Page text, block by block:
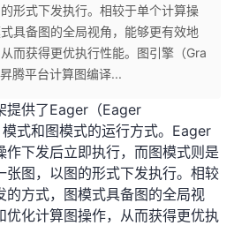
形式下发执行。相较于单个计算操
具备图的全局视角，能够更有效地
而获得更优执行性能。图引擎（Gra
腾平台计算图编译...
提供了Eager （Eager
式和图模式的运行方式。 Eager
作下发后立即执行，而图模式则是
图，以图的形式下发执行。 相较
的方式，图模式具备图的全局视
优化计算图操作，从而获得更优执